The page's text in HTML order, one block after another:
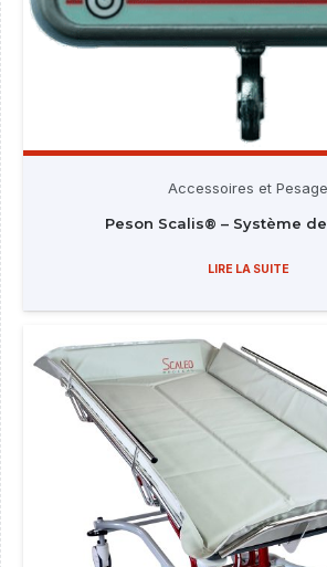
Accessoires et Pesage
Peson Scalis® – Système
LIRE LA SUITE